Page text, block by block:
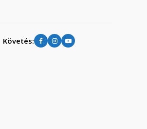
Követés: